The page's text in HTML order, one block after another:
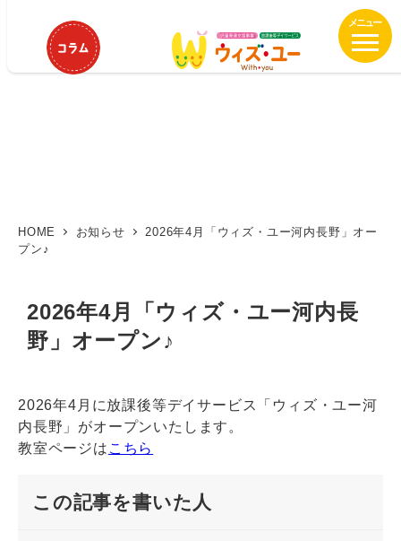
動HOME お知らせ
2026年4月「ウィズ・ユー河内長野」オー
プン♪
2026年4月「ウィズ・ユー河内長
野」オープン♪
2026年4月に放課後等デイサービス「ウィズ・ユー河
内長野」がオープンいたします。
教室ページは こちら
この記事を書いた人